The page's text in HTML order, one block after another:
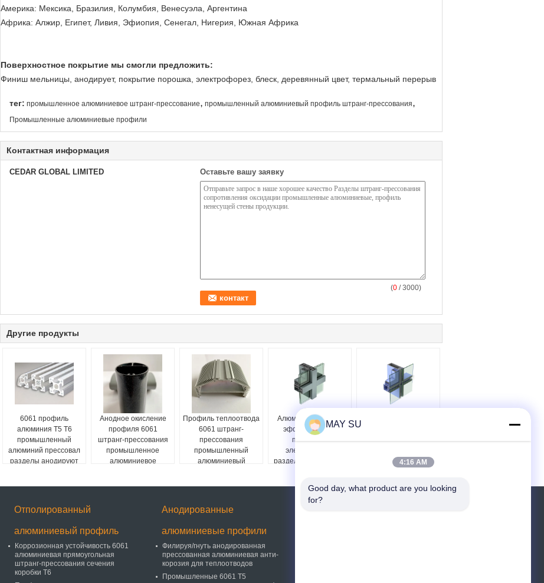
Америка: Мексика, Бразилия, Колумбия, Венесуэла, Аргентина
Африка: Алжир, Египет, Ливия, Эфиопия, Сенегал, Нигерия, Южная Африка
Поверхностное покрытие мы смогли предложить:
Финиш мельницы, анодирует, покрытие порошка, электрофорез, блеск, деревянный цвет, термальный перерыв
тег: промышленное алюминиевое штранг-прессование, промышленный алюминиевый профиль штранг-прессования,
Промышленные алюминиевые профили
Контактная информация
CEDAR GLOBAL LIMITED Оставьте вашу заявку
(0 / 3000)
Другие продукты
6061 профиль
алюминия Т5 Т6
промышленный
алюминий прессовал
разделы анодируют
Анодное окисление
профиля 6061
штранг-прессования
промышленное
алюминиевое
Профиль теплоотвода
6061 штранг-
прессования
промышленный
алюминиевый
Алюминий высокой
эффективности
прессовал
электрофорез
разделов для дверей
сопротивляться
промышленной
Отполированный
алюминиевый профиль
Коррозионная устойчивость 6061
алюминиевая прямоугольная
штранг-прессования сечения
коробки Т6
Анодированные
алюминиевые профили
Филируя/гнуть анодированная
прессованная алюминиевая анти-
корозия для теплоотводов
Промышленные 6061 Т5
MAY SU
4:16 AM
Good day, what product are you looking
for?